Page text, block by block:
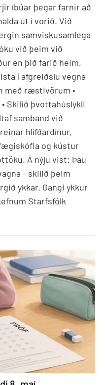
íbúar þegar farnir að
út í vorið. Við
samviskusamlega
við þeim við
en þið farið heim,
í afgreiðslu vegna
með ræstivörum •
Skilið þvottahúslykli
samband við
hlífðardínur,
og kústur
Á nýju vist: Þau
- skilið þeim
ykkar. Gangi ykkur
Starfsfólk